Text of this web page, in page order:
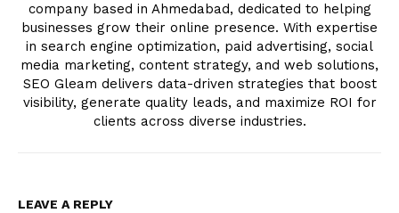
company based in Ahmedabad, dedicated to helping
businesses grow their online presence. With expertise
in search engine optimization, paid advertising, social
media marketing, content strategy, and web solutions,
SEO Gleam delivers data-driven strategies that boost
visibility, generate quality leads, and maximize ROI for
clients across diverse industries.
LEAVE A REPLY